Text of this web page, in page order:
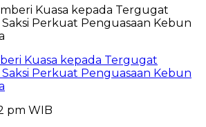
Kuasa kepada Tergugat
Perkuat Penguasaan Kebun
pm WIB